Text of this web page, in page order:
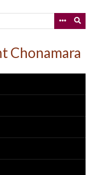
Chonamara